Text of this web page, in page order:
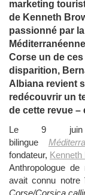
marketing
de Kenneth
passionné par
Corse un de ces
disparition,
Albiana revient
redécouvrir un
de cette revue –
Le 9 juin
bilingue
fondateur,
Anthropologue
avait connu
Corse/Corsica